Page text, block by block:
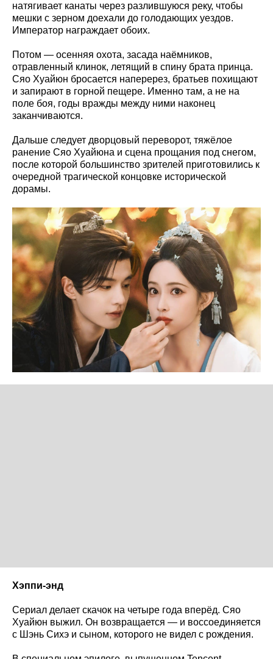
натягивает канаты через разлившуюся реку, чтобы
мешки с зерном доехали до голодающих уездов.
Император награждает обоих.
Потом — осенняя охота, засада наёмников,
отравленный клинок, летящий в спину брата принца.
Сяо Хуайюн бросается наперерез, братьев похищают
и запирают в горной пещере. Именно там, а не на
поле боя, годы вражды между ними наконец
заканчиваются.
Дальше следует дворцовый переворот, тяжёлое
ранение Сяо Хуайюна и сцена прощания под снегом,
после которой большинство зрителей приготовились к
очередной трагической концовке исторической
дорамы.
Хэппи-энд
Сериал делает скачок на четыре года вперёд. Сяо
Хуайюн выжил. Он возвращается — и воссоединяется
с Шэнь Сихэ и сыном, которого не видел с рождения.